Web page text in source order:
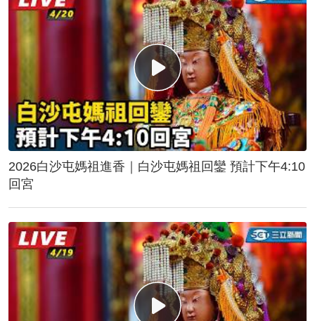
2026白沙屯媽祖進香｜白沙屯媽祖回鑾 預計下午4:10
回宮